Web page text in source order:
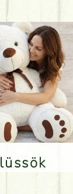
Plüssök